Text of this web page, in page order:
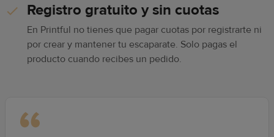
Registro gratuito y sin cuotas
En Printful no tienes que pagar cuotas por registrarte ni
por crear y mantener tu escaparate. Solo pagas el
producto cuando recibes un pedido.